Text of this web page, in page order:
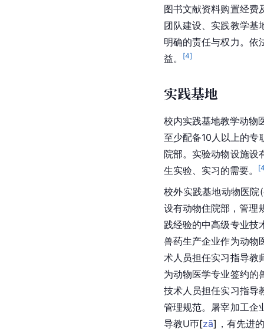
图书文献资料购置经费
团队建设、实践教学基
明确的责任与权力。依
益。
[4]
实践基地
校内实践基地教学动物
至少配备10人以上的专
院部。实验动物设施设
生实验、实习的需要。
[
校外实践基地动物医
设有动物住院部，管理
践经验的中高级专业技
兽药生产企业作为动物
术人员担任实习指导教
为动物医学专业签约的
技术人员担任实习指导
管理规范。屠宰加工企
导教U帀[zā] ，有先进